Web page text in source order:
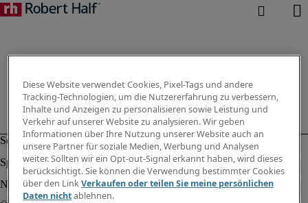
Diese Website verwendet Cookies, Pixel-Tags und andere
Tracking-Technologien, um die Nutzererfahrung zu verbessern,
Inhalte und Anzeigen zu personalisieren sowie Leistung und
Verkehr auf unserer Website zu analysieren. Wir geben
Informationen über Ihre Nutzung unserer Website auch an
unsere Partner für soziale Medien, Werbung und Analysen
weiter. Sollten wir ein Opt-out-Signal erkannt haben, wird dieses
berücksichtigt. Sie können die Verwendung bestimmter Cookies
über den LinkVerkaufen oder teilen Sie meine persönlichen
Daten nichtablehnen.